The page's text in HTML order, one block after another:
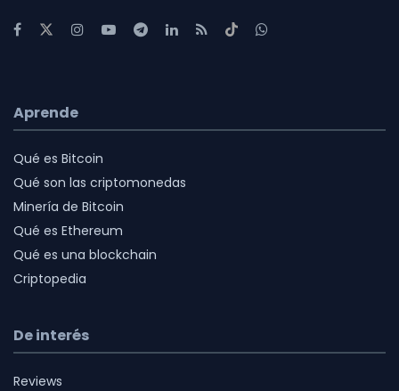
Aprende
Qué es Bitcoin
Qué son las criptomonedas
Minería de Bitcoin
Qué es Ethereum
Qué es una blockchain
Criptopedia
De interés
Reviews